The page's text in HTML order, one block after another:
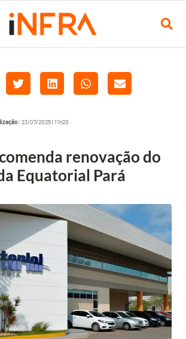
23/07/2025 | 11h20
renovação do
Equatorial Pará